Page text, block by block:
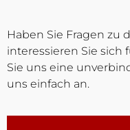
Haben Sie Fragen zu
interessieren Sie sich
Sie uns eine
uns einfach an.